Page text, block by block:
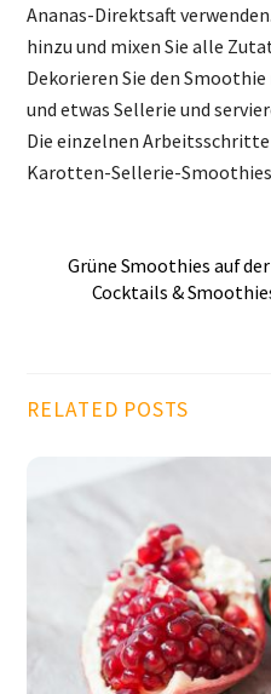
Ananas-Direktsaft
hinzu und mixen Sie alle
Dekorieren Sie den
und etwas Sellerie und
Die einzelnen
Karotten-Sellerie-
Grüne Smoothies auf
Cocktails &
RELATED POSTS